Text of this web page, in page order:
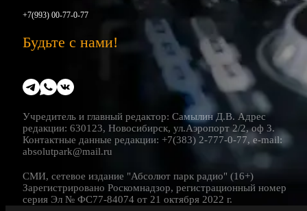
+7(993) 00-77-0-77
Будьте с нами!
Учредитель и главный редактор: Самылин Д.В. Адрес
редакции: 630123, Новосибирск, ул.Аэропорт 2/2, оф 3.
Контактные данные редакции: +7(383) 2-777-0-77, e-mail:
absolutpark@mail.ru
СМИ, сетевое издание "Абсолют парк радио" (16+)
Зарегистрировано Роскомнадзор, регистрационный номер
серия Эл № ФС77-84074 от 21 октября 2022 г.